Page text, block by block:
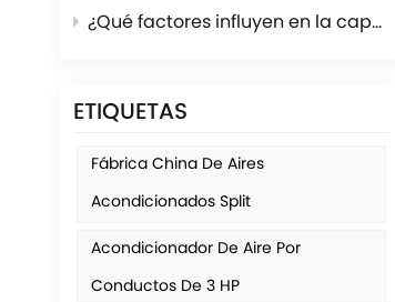
¿Qué factores influyen en la capacidad de enfriamiento del aire acondicionado?
ETIQUETAS
Fábrica China De Aires
Acondicionados Split
Acondicionador De Aire Por
Conductos De 3 HP